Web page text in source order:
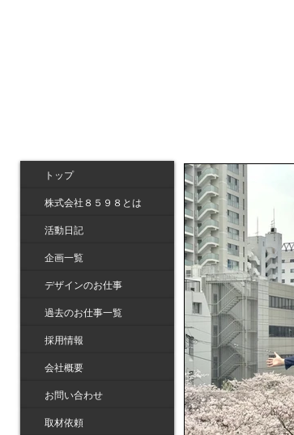
トップ
株式会社８５９８とは
活動日記
企画一覧
デザインのお仕事
過去のお仕事一覧
採用情報
会社概要
お問い合わせ
取材依頼